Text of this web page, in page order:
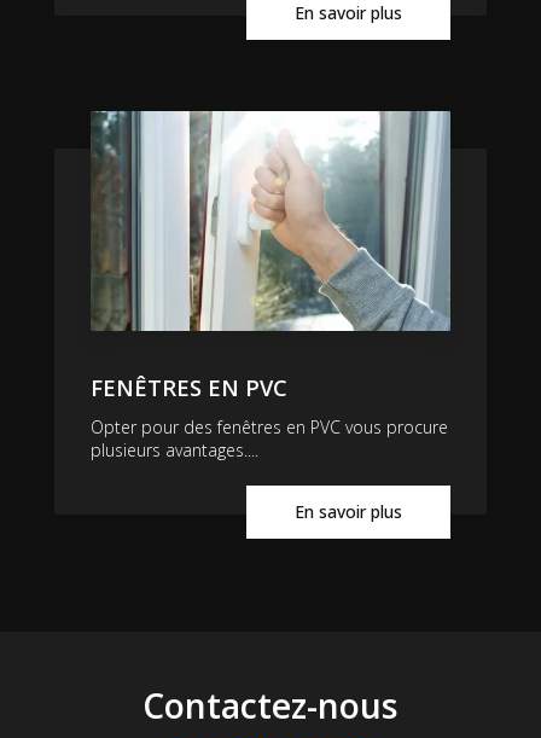
En savoir plus
FENÊTRES EN PVC
Opter pour des fenêtres en PVC vous procure
plusieurs avantages....
En savoir plus
Contactez-nous